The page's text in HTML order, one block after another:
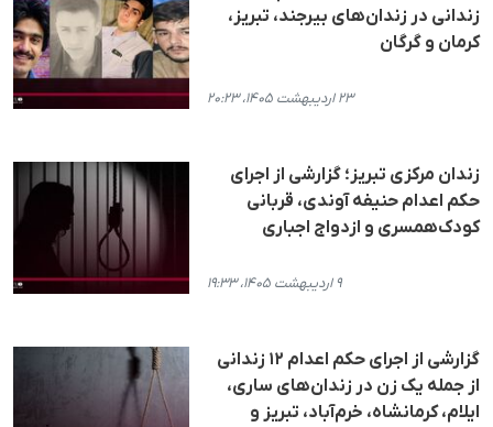
زندانی در زندان‌های بیرجند، تبریز،
کرمان و گرگان
۲۳ اردیبهشت ۱۴۰۵، ۲۰:۲۳
زندان مرکزی تبریز؛ گزارشی از اجرای
حکم اعدام حنیفه آوندی، قربانی
کودک‌همسری و ازدواج اجباری
۹ اردیبهشت ۱۴۰۵، ۱۹:۳۳
گزارشی از اجرای حکم اعدام ١٢ زندانی
از جملە یک زن در زندان‌های ساری،
ایلام، کرمانشاه، خرم‌آباد، تبریز و